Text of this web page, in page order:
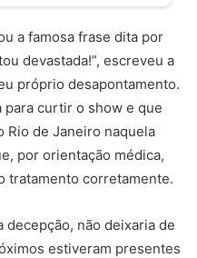
a famosa frase dita por
devastada!”, escreveu a
próprio desapontamento.
para curtir o show e que
Rio de Janeiro naquela
por orientação médica,
tratamento corretamente.
decepção, não deixaria de
estiveram presentes